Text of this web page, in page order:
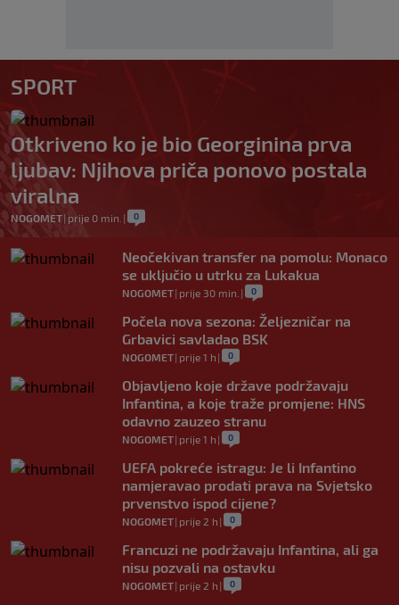
SPORT
Otkriveno ko je bio Georginina prva
ljubav: Njihova priča ponovo postala
viralna
NOGOMET| prije 0 min. | 0
Neočekivan transfer na pomolu: Monaco
se uključio u utrku za Lukakua
NOGOMET| prije 30 min. | 0
Počela nova sezona: Željezničar na
Grbavici savladao BSK
NOGOMET| prije 1 h | 0
Objavljeno koje države podržavaju
Infantina, a koje traže promjene: HNS
odavno zauzeo stranu
NOGOMET| prije 1 h | 0
UEFA pokreće istragu: Je li Infantino
namjeravao prodati prava na Svjetsko
prvenstvo ispod cijene?
NOGOMET| prije 2 h | 0
Francuzi ne podržavaju Infantina, ali ga
nisu pozvali na ostavku
NOGOMET| prije 2 h | 0